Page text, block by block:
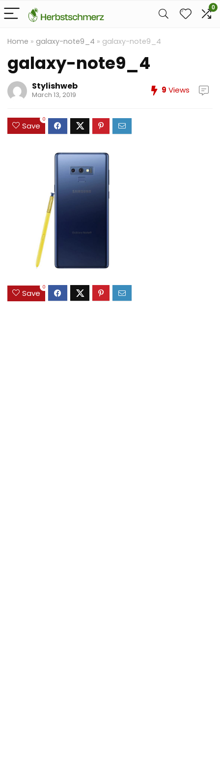
0
Home » galaxy-note9_4 » galaxy-note9_4
galaxy-note9_4
Stylishweb
March 13, 2019 9 Views
Save
0
Save
0